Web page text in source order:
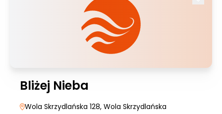
Bliżej Nieba
Wola Skrzydlańska 128, Wola Skrzydlańska